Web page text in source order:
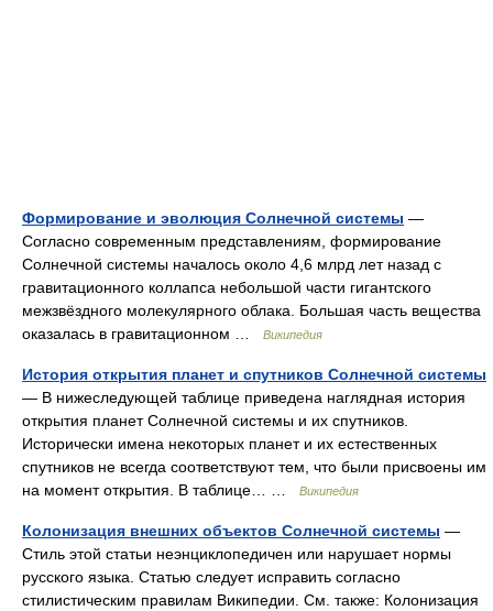
Формирование и эволюция Солнечной системы —
Согласно современным представлениям, формирование
Солнечной системы началось около 4,6 млрд лет назад с
гравитационного коллапса небольшой части гигантского
межзвёздного молекулярного облака. Большая часть вещества
оказалась в гравитационном …
Википедия
История открытия планет и спутников Солнечной системы
— В нижеследующей таблице приведена наглядная история
открытия планет Солнечной системы и их спутников.
Исторически имена некоторых планет и их естественных
спутников не всегда соответствуют тем, что были присвоены им
на момент открытия. В таблице… …
Википедия
Колонизация внешних объектов Солнечной системы —
Стиль этой статьи неэнциклопедичен или нарушает нормы
русского языка. Статью следует исправить согласно
стилистическим правилам Википедии. См. также: Колонизация